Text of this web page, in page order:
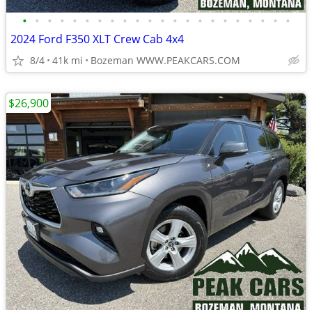
• • • • • • • • • • • • • • • • • • • • • •
2024 Ford F350 XLT Crew Cab 4x4
8/4 41k mi Bozeman WWW.PEAKCARS.COM
$26,900